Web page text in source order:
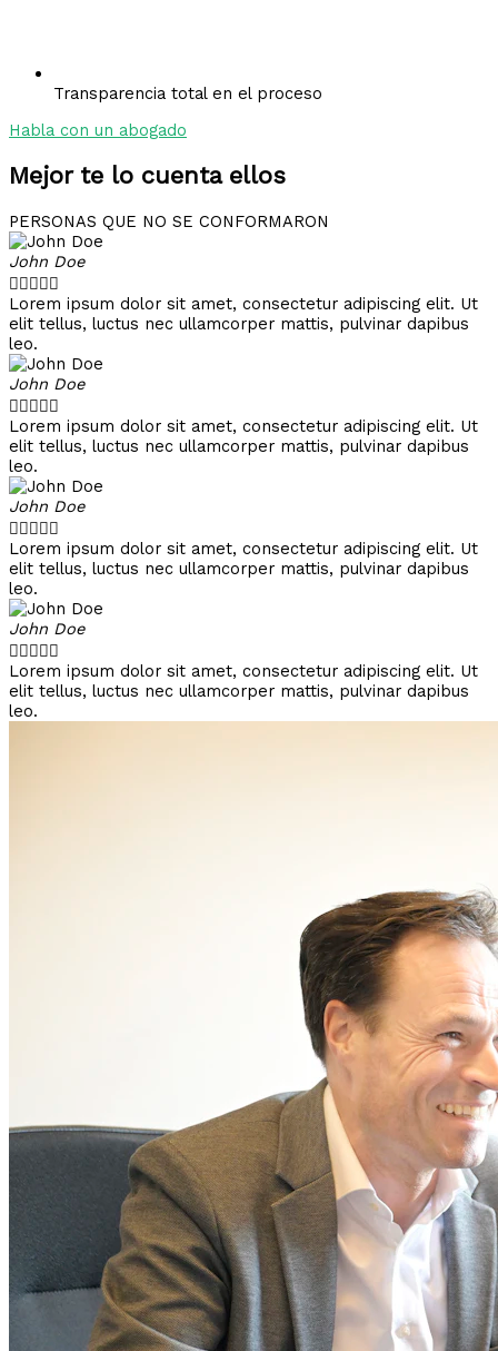
Transparencia total en el proceso
Habla con un abogado
Mejor te lo cuenta ellos
PERSONAS QUE NO SE CONFORMARON
John Doe

Lorem ipsum dolor sit amet, consectetur adipiscing elit. Ut
elit tellus, luctus nec ullamcorper mattis, pulvinar dapibus
leo.
John Doe

Lorem ipsum dolor sit amet, consectetur adipiscing elit. Ut
elit tellus, luctus nec ullamcorper mattis, pulvinar dapibus
leo.
John Doe

Lorem ipsum dolor sit amet, consectetur adipiscing elit. Ut
elit tellus, luctus nec ullamcorper mattis, pulvinar dapibus
leo.
John Doe

Lorem ipsum dolor sit amet, consectetur adipiscing elit. Ut
elit tellus, luctus nec ullamcorper mattis, pulvinar dapibus
leo.